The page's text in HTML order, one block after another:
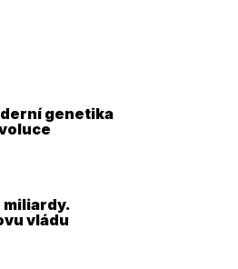
genetika
miliardy.
vládu